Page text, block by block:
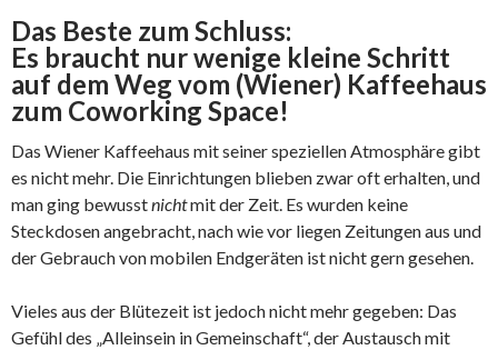
Das Beste zum Schluss:
Es braucht nur wenige kleine Schritt
auf dem Weg vom (Wiener) Kaffeehaus
zum Coworking Space!
Das Wiener Kaffeehaus mit seiner speziellen Atmosphäre gibt
es nicht mehr. Die Einrichtungen blieben zwar oft erhalten, und
man ging bewusstnichtmit der Zeit. Es wurden keine
Steckdosen angebracht, nach wie vor liegen Zeitungen aus und
der Gebrauch von mobilen Endgeräten ist nicht gern gesehen.
Vieles aus der Blütezeit ist jedoch nicht mehr gegeben: Das
Gefühl des „Alleinsein in Gemeinschaft“, der Austausch mit